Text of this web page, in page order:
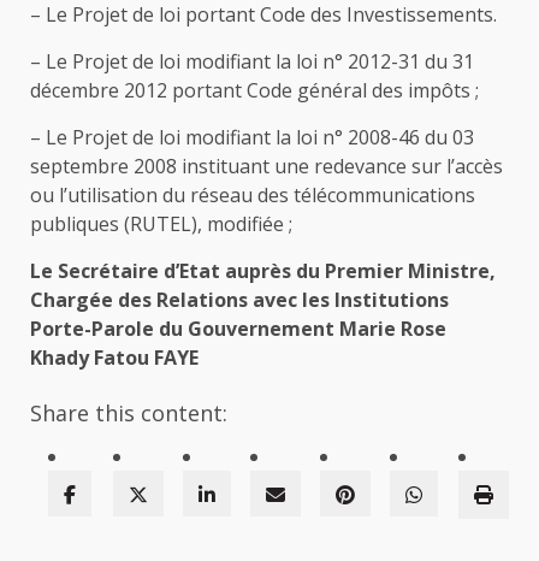
– Le Projet de loi portant Code des Investissements.
– Le Projet de loi modifiant la loi n° 2012-31 du 31
décembre 2012 portant Code général des impôts ;
– Le Projet de loi modifiant la loi n° 2008-46 du 03
septembre 2008 instituant une redevance sur l’accès
ou l’utilisation du réseau des télécommunications
publiques (RUTEL), modifiée ;
Le Secrétaire d’Etat auprès du Premier Ministre,
Chargée des Relations avec les Institutions
Porte-Parole du Gouvernement Marie Rose
Khady Fatou FAYE
Share this content: